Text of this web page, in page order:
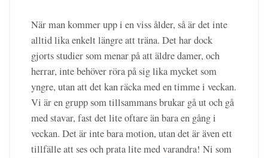
När man kommer upp i en viss ålder, så är det inte
alltid lika enkelt längre att träna. Det har dock
gjorts studier som menar på att äldre damer, och
herrar, inte behöver röra på sig lika mycket som
yngre, utan att det kan räcka med en timme i veckan.
Vi är en grupp som tillsammans brukar gå ut och gå
med stavar, fast det lite oftare än bara en gång i
veckan. Det är inte bara motion, utan det är även ett
tillfälle att ses och prata lite med varandra! Ni som